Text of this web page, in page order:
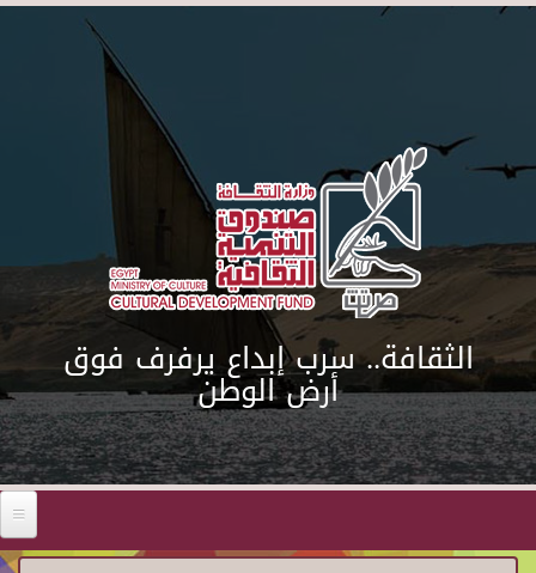
Skip to main content
الثقافة.. سرب إبداع يرفرف فوق
أرض الوطن